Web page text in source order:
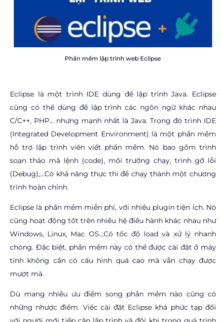
Phần mềm lập trình web Eclipse
Eclipse là một trình IDE dùng để lập trình Java. Eclipse
cũng có thể dùng để lập trình các ngôn ngữ khác nhau
C/C++, PHP… nhưng mạnh nhất là Java. Trong đó trình IDE
(Integrated Development Environment) là một phần mềm
hỗ trợ lập trình viên viết phần mềm. Nó bao gồm trình
soạn thảo mã lệnh (code), môi trường chạy, trình gỡ lỗi
(Debug),…Có khả năng thực thi để chạy thành một chương
trình hoàn chỉnh.
Eclipse là phần mềm miễn phí, với nhiều plugin tiện ích. Nó
cũng hoạt động tốt trên nhiều hệ điều hành khác nhau như
Windows, Linux, Mac OS…Có tốc độ load và xử lý nhanh
chóng. Đặc biệt, phần mềm này có thể được cài đặt ở máy
tính không cần có cấu hình quá cao mà vẫn chạy được
mượt mà.
Dù mang nhiều ưu điểm song phần mềm nào cũng có
những nhược điểm. Việc cài đặt Eclipse khá phức tạp đối